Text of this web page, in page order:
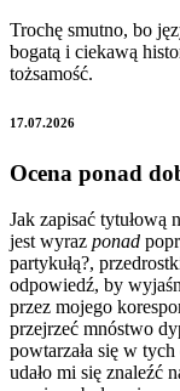
Trochę smutno, bo
bogatą i ciekawą
tożsamość.
17.07.2026
Ocena ponad
Jak zapisać tytułową
jest wyraz ponad
partykułą?,
odpowiedź, by
przez mojego
przejrzeć mnóstwo
powtarzała się w
udało mi się znaleźć